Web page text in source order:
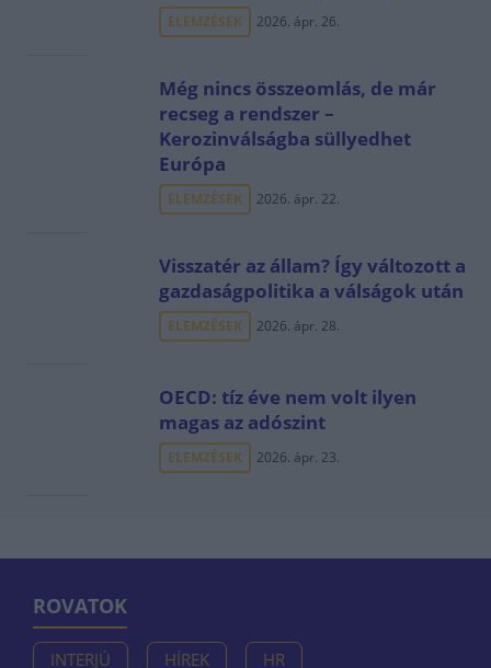
ELEMZÉSEK 2026. ápr. 26.
Még nincs összeomlás, de már
recseg a rendszer –
Kerozinválságba süllyedhet
Európa
ELEMZÉSEK 2026. ápr. 22.
Visszatér az állam? Így változott a
gazdaságpolitika a válságok után
ELEMZÉSEK 2026. ápr. 28.
OECD: tíz éve nem volt ilyen
magas az adószint
ELEMZÉSEK 2026. ápr. 23.
ROVATOK
INTERJÚ HÍREK HR